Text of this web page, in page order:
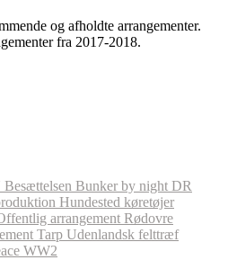
og afholdte arrangementer.
fra 2017-2018.
Besættelsen Bunker by night DR
Hundested køretøjer
arrangement Rødovre
Tarp Udenlandsk felttræf
WW2